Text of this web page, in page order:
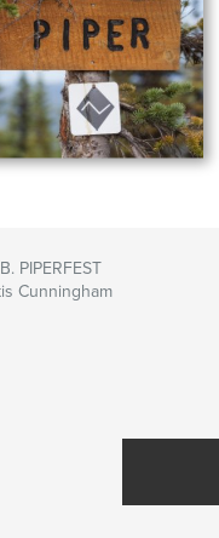
PIPERFEST
Cunningham